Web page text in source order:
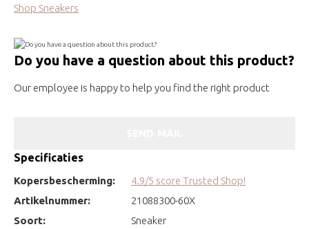
Shop Sneakers
Do you have a question about this product?
Our employee is happy to help you find the right product
Specificaties
Kopersbescherming:
4.9/5 score Trusted Shop!
Artikelnummer:
21088300-60X
Soort:
Sneaker